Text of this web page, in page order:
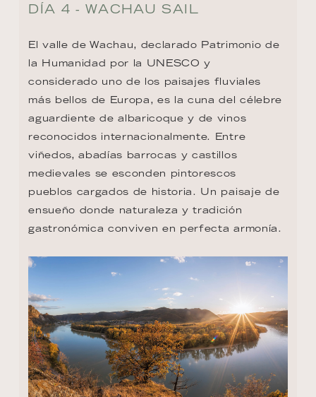
DÍA 4 - WACHAU SAIL
El valle de Wachau, declarado Patrimonio de
la Humanidad por la UNESCO y
considerado uno de los paisajes fluviales
más bellos de Europa, es la cuna del célebre
aguardiente de albaricoque y de vinos
reconocidos internacionalmente. Entre
viñedos, abadías barrocas y castillos
medievales se esconden pintorescos
pueblos cargados de historia. Un paisaje de
ensueño donde naturaleza y tradición
gastronómica conviven en perfecta armonía.